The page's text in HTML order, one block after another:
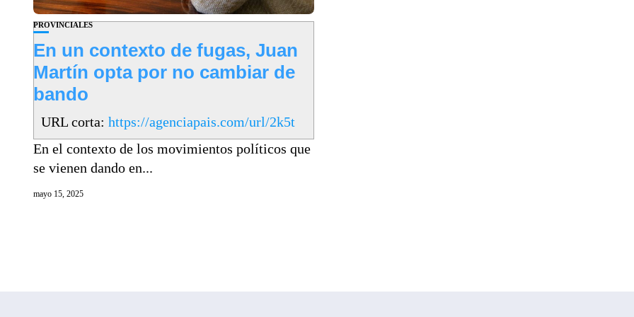
PROVINCIALES
En un contexto de fugas, Juan
Martín opta por no cambiar de
bando
URL corta: https://agenciapais.com/url/2k5t
En el contexto de los movimientos políticos que
se vienen dando en...
mayo 15, 2025